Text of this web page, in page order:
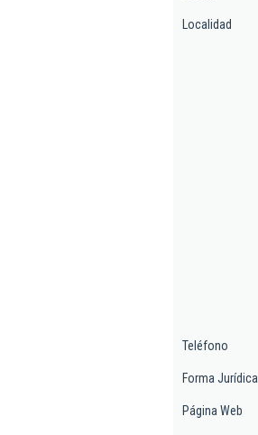
Localidad
Teléfono
Forma Jurídica
Página Web